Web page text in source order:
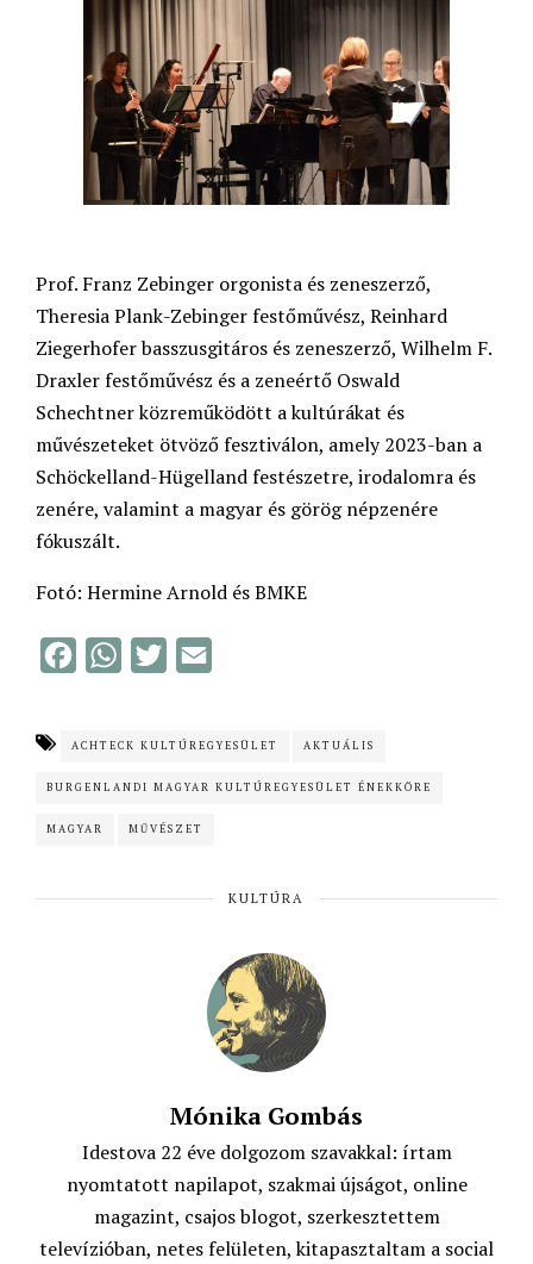
Prof. Franz Zebinger orgonista és zeneszerző,
Theresia Plank-Zebinger festőművész, Reinhard
Ziegerhofer basszusgitáros és zeneszerző, Wilhelm F.
Draxler festőművész és a zeneértő Oswald
Schechtner közreműködött a kultúrákat és
művészeteket ötvöző fesztiválon, amely 2023-ban a
Schöckelland-Hügelland festészetre, irodalomra és
zenére, valamint a magyar és görög népzenére
fókuszált.
Fotó: Hermine Arnold és BMKE
b
o
k
W
s
A
p
t
e
l
ACHTECK KULTÚREGYESÜLET AKTUÁLIS
BURGENLANDI MAGYAR KULTÚREGYESÜLET ÉNEKKÖRE
MAGYAR MŰVÉSZET
KULTÚRA
Mónika Gombás
Idestova 22 éve dolgozom szavakkal: írtam
nyomtatott napilapot, szakmai újságot, online
magazint, csajos blogot, szerkesztettem
televízióban, netes felületen, kitapasztaltam a social